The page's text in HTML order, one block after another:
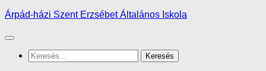
Skip
content
Árpád-házi Szent Erzsébet Általános Iskola
Keresés: